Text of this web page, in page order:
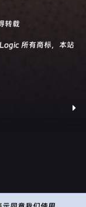
转载
所有商标，本站